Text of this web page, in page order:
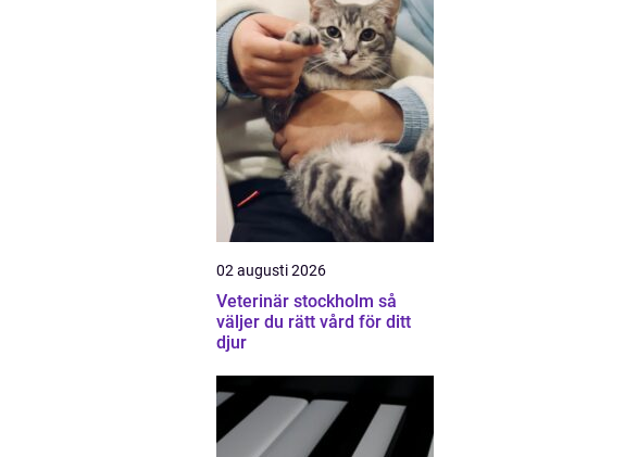
02 augusti 2026
Veterinär stockholm så
väljer du rätt vård för ditt
djur